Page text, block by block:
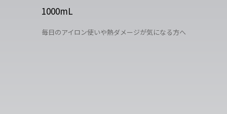
1000mL
毎日のアイロン使いや熱ダメージが気になる方へ